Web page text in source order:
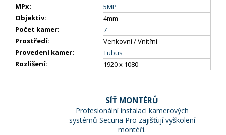
MPx:
5MP
Objektiv:
4mm
Počet kamer:
7
Prostředí:
Venkovní / Vnitřní
Provedení kamer:
Tubus
Rozlišení: 1920 x 1080
SÍŤ MONTÉRŮ
Profesionální instalaci kamerových
systémů Securia Pro zajišťují vyškolení
montéři.